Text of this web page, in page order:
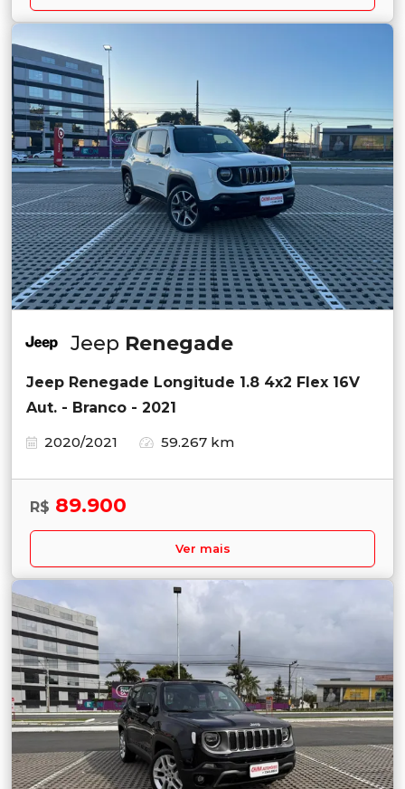
Jeep Renegade
Jeep Renegade Longitude 1.8 4x2 Flex 16V
Aut. - Branco - 2021
2020/2021
59.267 km
R$ 89.900
Ver mais